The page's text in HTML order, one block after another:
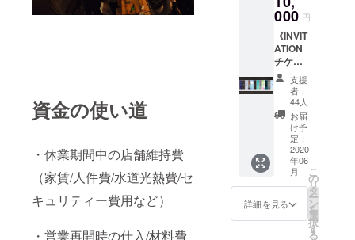
資金の使い道
・休業期間中の店舗維持費
（家賃/人件費/水道光熱費/セ
キュリティー費用など）
・営業再開時の仕入/材料費
の目処
次第の
発送と
なりま
すの
で、前
後する
可能性
がござ
いま
す。予
めご了
承くだ
取り、
又は全
国への
郵送が
お選び
頂けま
す。 ※
お届け
予定日
に付き
まして
は、新
型コロ
ナウイ
ルス関
連の状
パー
ティー
でご利
用可能
です。
※ご支援
頂ける
際はプ
ルダウ
ンメ
ニュー
よりご
希望の
受け取
り方法
をご選
000 円
《INVIT
ATION
チケッ
ト/1ド
リンク
付》x
12枚 1
ドリン
ク付き
御招待
券を12
枚リ
ターン
させて
頂きま
す。 営
支援
者：
44人
お届
け予
定：
2020
年06
月
詳細を見る
こ
の
リ
タ
ー
ン
を
選
択
す
る